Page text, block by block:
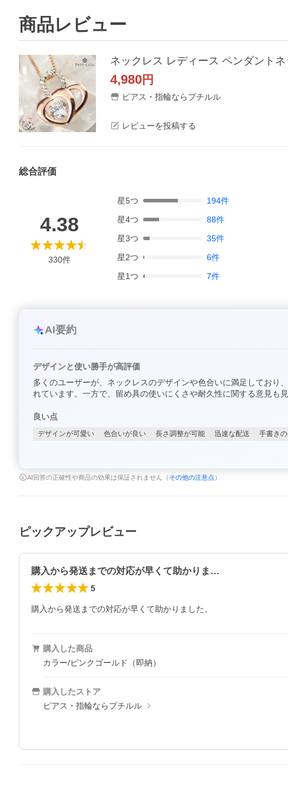
商品レビュー
ネックレス レディース ペンダント
4,980円
ピアス・指輪ならプチルル
レビューを投稿する
総合評価
4.38
330件
星5つ 194件
星4つ 88件
星3つ 35件
星2つ 6件
星1つ 7件
AI要約
デザインと使い勝手が高評価
多くのユーザーが、ネックレスのデザインや色合いに満足しており
れています。一方で、留め具の使いにくさや耐久性に関する意見も見
良い点
デザインが可愛い 色合いが良い 長さ調整が可能 迅速な配送 手書き
AI回答の正確性や商品の効果は保証されません（ その他の注意点 ）
ピックアップレビュー
購入から発送までの対応が早くて助かりま…
5
購入から発送までの対応が早くて助かりました。
購入した商品
カラー/ピンクゴールド（即納）
購入したストア
ピアス・指輪ならプチルル